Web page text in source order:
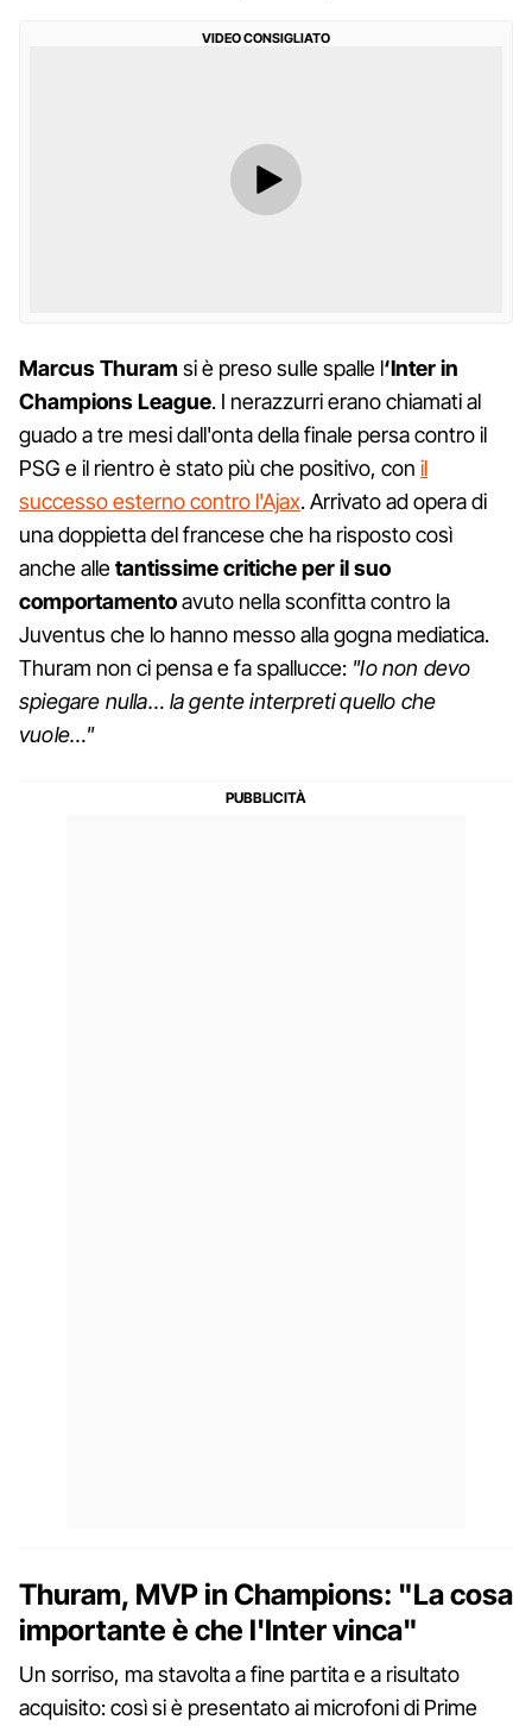
VIDEO CONSIGLIATO
Marcus Thuram si è preso sulle spalle l‘Inter in
Champions League. I nerazzurri erano chiamati al
guado a tre mesi dall'onta della finale persa contro il
PSG e il rientro è stato più che positivo, con il
successo esterno contro l'Ajax. Arrivato ad opera di
una doppietta del francese che ha risposto così
anche alletantissime critiche per il suo
comportamentoavuto nella sconfitta contro la
Juventus che lo hanno messo alla gogna mediatica.
Thuram non ci pensa e fa spallucce: "Io non devo
spiegare nulla… la gente interpreti quello che
vuole…"
Thuram, MVP in Champions: "La cosa
importante è che l'Inter vinca"
Un sorriso, ma stavolta a fine partita e a risultato
acquisito: così si è presentato ai microfoni di Prime